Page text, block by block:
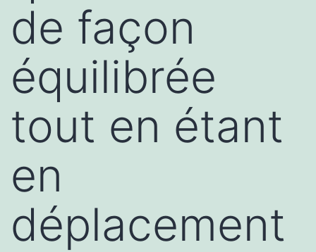
de façon
équilibrée
tout en étant
en
déplacement